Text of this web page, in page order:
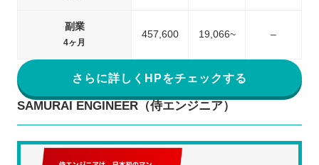
副業
4ヶ月
457,600 19,066~ –
さらに詳しくHPをチェックする
SAMURAI ENGINEER（侍エンジニア）